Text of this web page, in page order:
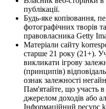
публікації.
Будь-яке копіювання,
фотографічних творів
правовласника Getty
Матеріали сайту
старше 21 року (21+).
викликати ігрову
(принципів)
ознак залежності
Пам'ятайте, що участь в
джерелом доходів або
Інформаційний ресурс